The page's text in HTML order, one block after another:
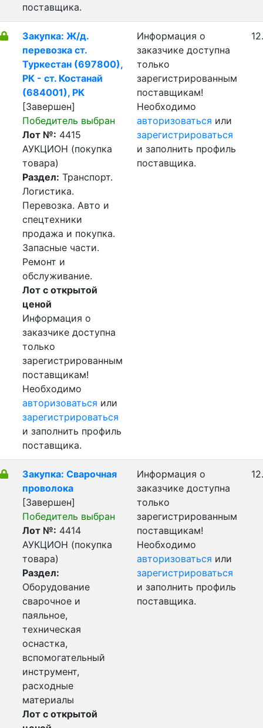
поставщика.
Закупка: Ж/д.
перевозка ст.
Туркестан (697800),
РК - ст. Костанай
(684001), РК
[Завершен]
Победитель выбран
Лот №: 4415
АУКЦИОН (покупка
товара)
Раздел: Транспорт.
Логистика.
Перевозка. Авто и
спецтехники
продажа и покупка.
Запасные части.
Ремонт и
обслуживание.
Лот с открытой
ценой
Информация о
заказчике доступна
только
зарегистрированным
поставщикам!
Необходимо
авторизоваться или
зарегистрироваться
и заполнить профиль
поставщика.
Информация о
заказчике доступна
только
зарегистрированным
поставщикам!
Необходимо
авторизоваться или
зарегистрироваться
и заполнить профиль
поставщика.
Закупка: Сварочная
проволока
[Завершен]
Победитель выбран
Лот №: 4414
АУКЦИОН (покупка
товара)
Раздел:
Оборудование
сварочное и
паяльное,
техническая
оснастка,
вспомогательный
инструмент,
расходные
материалы
Лот с открытой
Информация о
заказчике доступна
только
зарегистрированным
поставщикам!
Необходимо
авторизоваться или
зарегистрироваться
и заполнить профиль
поставщика.